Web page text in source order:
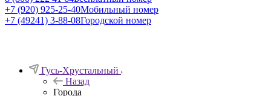
+7 (920) 925-25-40Мобильный номер
+7 (49241) 3-88-08Городской номер
Гусь-Хрустальный
Назад
Города